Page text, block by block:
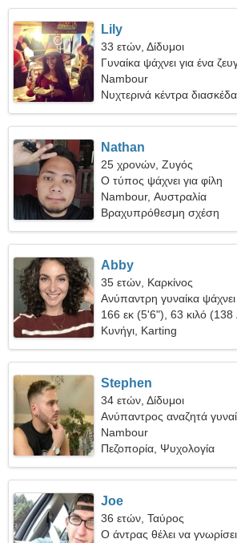
Lily
33 ετών, Δίδυμοι
Γυναίκα ψάχνει για ένα
Nambour
Νυχτερινά κέντρα
Nathan
25 χρονών, Ζυγός
Ο τύπος ψάχνει για φίλη
Nambour, Αυστραλία
Βραχυπρόθεσμη σχέση
Abby
35 ετών, Καρκίνος
Ανύπαντρη γυναίκα
166 εκ (5'6"), 63 κιλό (138
Κυνήγι, Karting
Stephen
34 ετών, Δίδυμοι
Ανύπαντρος αναζητά
Nambour
Πεζοπορία, Ψυχολογία
Joe
36 ετών, Ταύρος
Ο άντρας θέλει να